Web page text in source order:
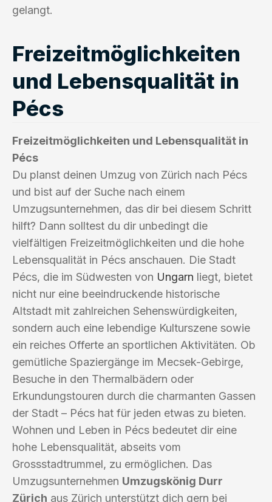
gelangt.
Freizeitmöglichkeiten
und Lebensqualität in
Pécs
Freizeitmöglichkeiten und Lebensqualität in
Pécs
Du planst deinen Umzug von Zürich nach Pécs
und bist auf der Suche nach einem
Umzugsunternehmen, das dir bei diesem Schritt
hilft? Dann solltest du dir unbedingt die
vielfältigen Freizeitmöglichkeiten und die hohe
Lebensqualität in Pécs anschauen. Die Stadt
Pécs, die im Südwesten von Ungarn liegt, bietet
nicht nur eine beeindruckende historische
Altstadt mit zahlreichen Sehenswürdigkeiten,
sondern auch eine lebendige Kulturszene sowie
ein reiches Offerte an sportlichen Aktivitäten. Ob
gemütliche Spaziergänge im Mecsek-Gebirge,
Besuche in den Thermalbädern oder
Erkundungstouren durch die charmanten Gassen
der Stadt – Pécs hat für jeden etwas zu bieten.
Wohnen und Leben in Pécs bedeutet dir eine
hohe Lebensqualität, abseits vom
Grossstadtrummel, zu ermöglichen. Das
Umzugsunternehmen Umzugskönig Durr
Zürich aus Zürich unterstützt dich gern bei